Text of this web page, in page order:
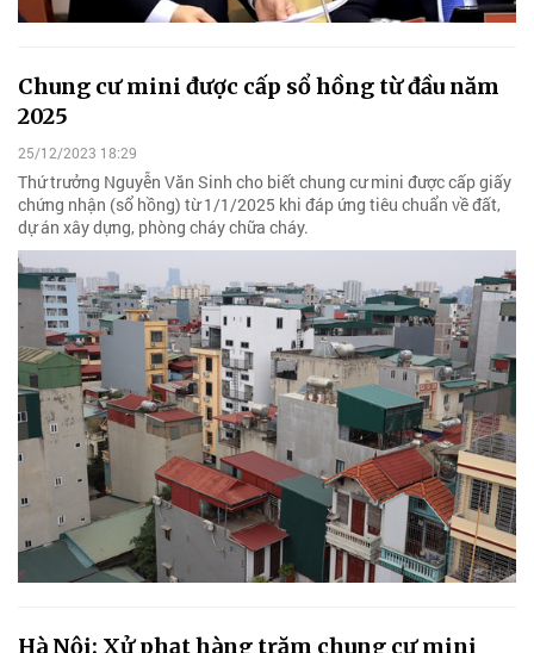
Chung cư mini được cấp sổ hồng từ đầu năm
2025
25/12/2023 18:29
Thứ trưởng Nguyễn Văn Sinh cho biết chung cư mini được cấp giấy
chứng nhận (sổ hồng) từ 1/1/2025 khi đáp ứng tiêu chuẩn về đất,
dự án xây dựng, phòng cháy chữa cháy.
Hà Nội: Xử phạt hàng trăm chung cư mini